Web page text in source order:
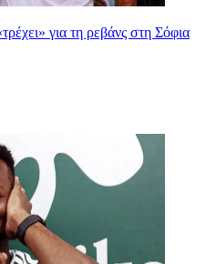
για τη ρεβάνς στη Σόφια